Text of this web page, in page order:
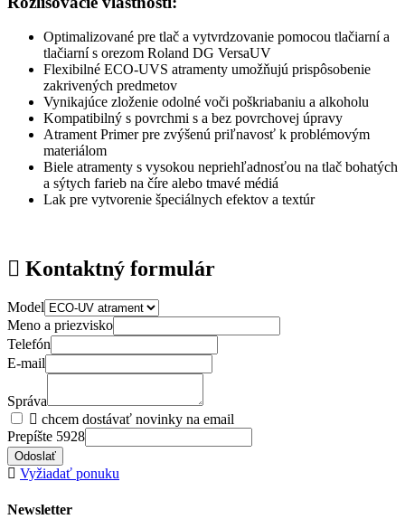
Optimalizované pre tlač a vytvrdzovanie pomocou tlačiarní a
tlačiarní s orezom Roland DG VersaUV
Flexibilné ECO-UVS atramenty umožňujú prispôsobenie
zakrivených predmetov
Vynikajúce zloženie odolné voči poškriabaniu a alkoholu
Kompatibilný s povrchmi s a bez povrchovej úpravy
Atrament Primer pre zvýšenú priľnavosť k problémovým
materiálom
Biele atramenty s vysokou nepriehľadnosťou na tlač bohatých
a sýtych farieb na číre alebo tmavé médiá
Lak pre vytvorenie špeciálnych efektov a textúr
Kontaktný formulár
Model
Meno a priezvisko
Telefón
E-mail
Správa
chcem dostávať novinky na email
Prepíšte 5928
Odoslať
Vyžiadať ponuku
Newsletter